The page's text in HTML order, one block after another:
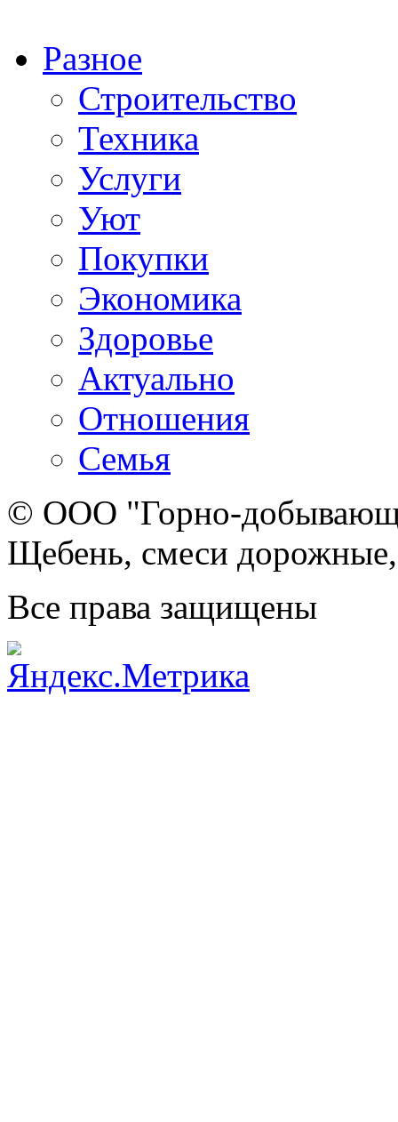
Разное
Строительство
Техника
Услуги
Уют
Покупки
Экономика
Здоровье
Актуально
Отношения
Семья
© ООО "Горно-
Щебень, смеси
Все права защищены